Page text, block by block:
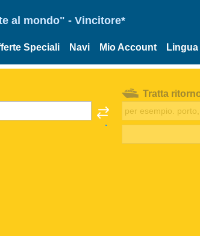
al mondo" - Vincitore*
Speciali Navi Mio Account Lingua
Tratta